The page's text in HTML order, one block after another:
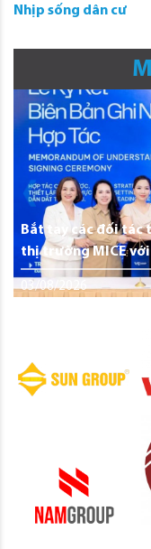
Nhịp sống dân cư
Bắt tay các đối tác
thị trường MICE với
03/08/2026